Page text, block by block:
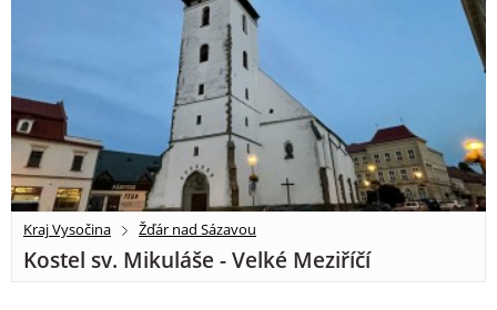
Kraj Vysočina Žďár nad Sázavou
Kostel sv. Mikuláše - Velké Meziříčí